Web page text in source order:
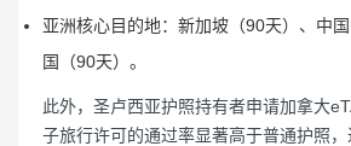
亚洲核心目的地：新加坡（90天）、中
国（90天）。
此外，圣卢西亚护照持有者申请加拿大
子旅行许可的通过率显著高于普通护照